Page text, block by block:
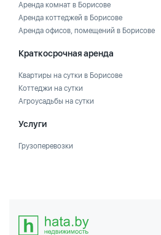
Аренда комнат в Борисове
Аренда коттеджей в Борисове
Аренда офисов, помещений в Борисове
Краткосрочная аренда
Квартиры на сутки в Борисове
Коттеджи на сутки
Агроусадьбы на сутки
Услуги
Грузоперевозки